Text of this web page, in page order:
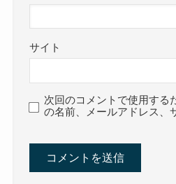
サイト
次回のコメントで使用する
の名前、メールアドレス、